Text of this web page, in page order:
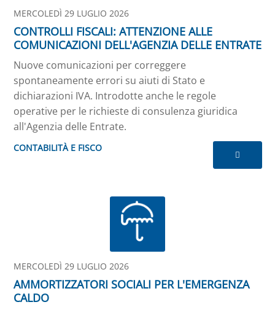
MERCOLEDÌ 29 LUGLIO 2026
CONTROLLI FISCALI: ATTENZIONE ALLE
COMUNICAZIONI DELL'AGENZIA DELLE ENTRATE
Nuove comunicazioni per correggere
spontaneamente errori su aiuti di Stato e
dichiarazioni IVA. Introdotte anche le regole
operative per le richieste di consulenza giuridica
all'Agenzia delle Entrate.
CONTABILITÀ E FISCO
MERCOLEDÌ 29 LUGLIO 2026
AMMORTIZZATORI SOCIALI PER L'EMERGENZA
CALDO